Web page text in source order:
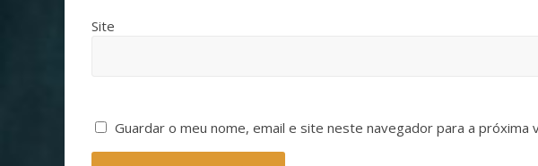
Site
Guardar o meu nome, email e site neste navegador para a próxima